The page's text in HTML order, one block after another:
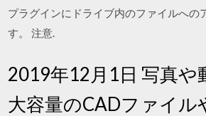
プラグインにドライブ内のファイルへの
す。 注意.
2019年12月1日 写真や
大容量のCADファイル